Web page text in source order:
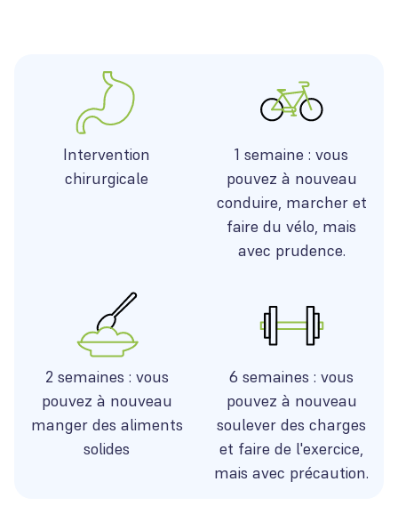
Intervention
chirurgicale
1 semaine : vous
pouvez à nouveau
conduire, marcher et
faire du vélo, mais
avec prudence.
2 semaines : vous
pouvez à nouveau
manger des aliments
solides
6 semaines : vous
pouvez à nouveau
soulever des charges
et faire de l'exercice,
mais avec précaution.